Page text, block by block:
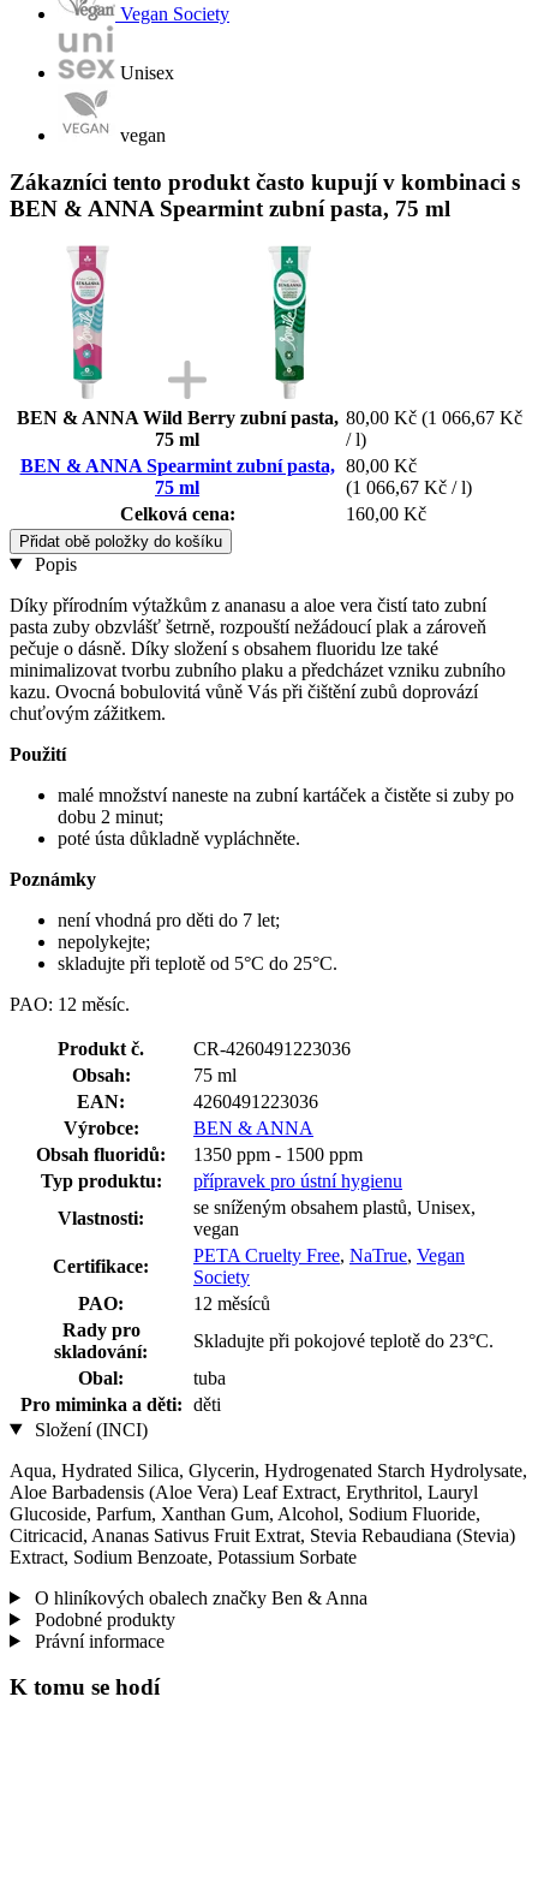
Vegan Society
Unisex
vegan
Zákazníci tento produkt často kupují v kombinaci s
BEN & ANNA Spearmint zubní pasta, 75 ml
BEN & ANNA Wild Berry zubní pasta,
75 ml
80,00 Kč (1 066,67 Kč
/ l)
BEN & ANNA Spearmint zubní pasta,
75 ml
80,00 Kč
(1 066,67 Kč / l)
Celková cena:
160,00 Kč
Přidat obě položky do košíku
Popis
Díky přírodním výtažkům z ananasu a aloe vera čistí tato zubní
pasta zuby obzvlášť šetrně, rozpouští nežádoucí plak a zároveň
pečuje o dásně. Díky složení s obsahem fluoridu lze také
minimalizovat tvorbu zubního plaku a předcházet vzniku zubního
kazu. Ovocná bobulovitá vůně Vás při čištění zubů doprovází
chuťovým zážitkem.
Použití
malé množství naneste na zubní kartáček a čistěte si zuby po
dobu 2 minut;
poté ústa důkladně vypláchněte.
Poznámky
není vhodná pro děti do 7 let;
nepolykejte;
skladujte při teplotě od 5°C do 25°C.
PAO: 12 měsíc.
Produkt č.
CR-4260491223036
Obsah:
75 ml
EAN:
4260491223036
Výrobce:
BEN & ANNA
Obsah fluoridů:
1350 ppm - 1500 ppm
Typ produktu:
přípravek pro ústní hygienu
Vlastnosti:
se sníženým obsahem plastů, Unisex,
vegan
Certifikace:
PETA Cruelty Free, NaTrue, Vegan
Society
PAO:
12 měsíců
Rady pro
skladování:
Skladujte při pokojové teplotě do 23°C.
Obal:
tuba
Pro miminka a děti: děti
Složení (INCI)
Aqua, Hydrated Silica, Glycerin, Hydrogenated Starch Hydrolysate,
Aloe Barbadensis (Aloe Vera) Leaf Extract, Erythritol, Lauryl
Glucoside, Parfum, Xanthan Gum, Alcohol, Sodium Fluoride,
Citricacid, Ananas Sativus Fruit Extrat, Stevia Rebaudiana (Stevia)
Extract, Sodium Benzoate, Potassium Sorbate
O hliníkových obalech značky Ben & Anna
Podobné produkty
Právní informace
K tomu se hodí